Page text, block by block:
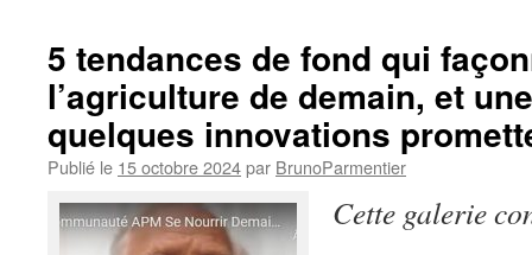
5 tendances de fond qui
l’agriculture de demain, et
quelques innovations
Publié le 15 octobre 2024par BrunoParmentier
Cette galerie